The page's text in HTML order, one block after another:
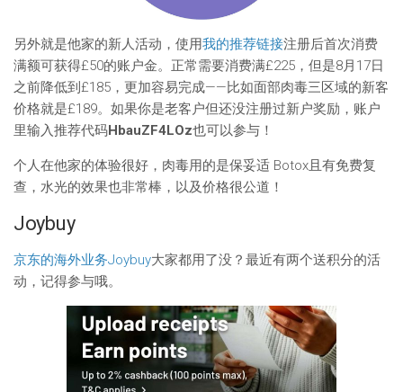
另外就是他家的新人活动，使用我的推荐链接注册后首次消费
满额可获得£50的账户金。正常需要消费满£225，但是8月17日
之前降低到£185，更加容易完成——比如面部肉毒三区域的新客
价格就是£189。如果你是老客户但还没注册过新户奖励，账户
里输入推荐代码HbauZF4LOz也可以参与！
个人在他家的体验很好，肉毒用的是保妥适 Botox且有免费复
查，水光的效果也非常棒，以及价格很公道！
Joybuy
京东的海外业务Joybuy大家都用了没？最近有两个送积分的活
动，记得参与哦。